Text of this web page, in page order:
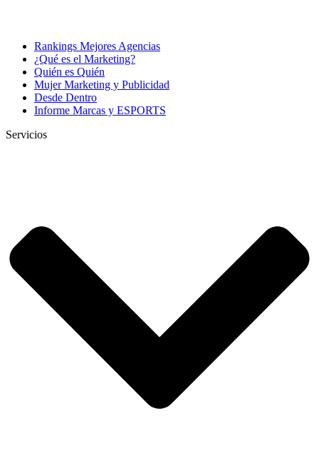
Rankings Mejores Agencias
¿Qué es el Marketing?
Quién es Quién
Mujer Marketing y Publicidad
Desde Dentro
Informe Marcas y ESPORTS
Servicios